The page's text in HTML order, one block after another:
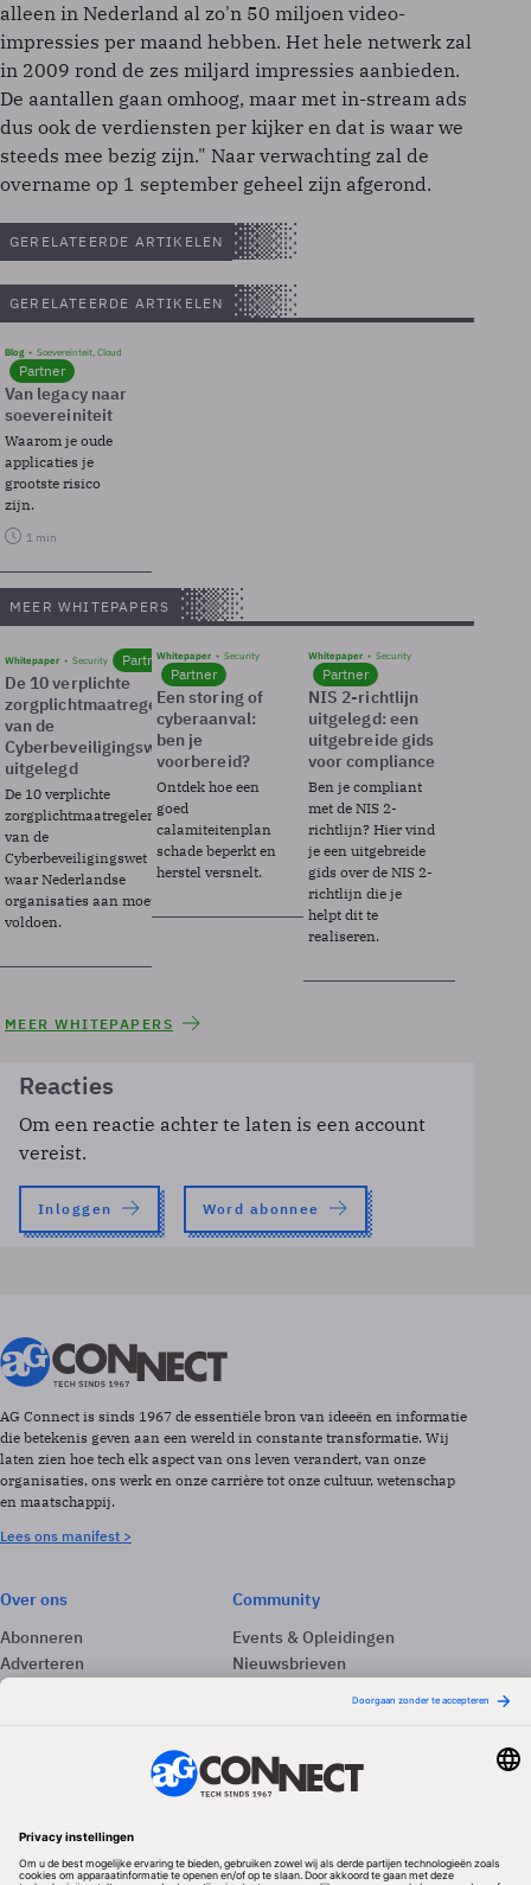
alleen in Nederland al zo'n 50 miljoen video-
impressies per maand hebben. Het hele netwerk zal
in 2009 rond de zes miljard impressies aanbieden.
De aantallen gaan omhoog, maar met in-stream ads
dus ook de verdiensten per kijker en dat is waar we
steeds mee bezig zijn." Naar verwachting zal de
overname op 1 september geheel zijn afgerond.
GERELATEERDE ARTIKELEN
GERELATEERDE ARTIKELEN
Blog Soevereinteit, Cloud
Partner
Van legacy naar
soevereiniteit
Waarom je oude
applicaties je
grootste risico
zijn.
1 min
MEER WHITEPAPERS
Whitepaper Security Partner
De 10 verplichte
zorgplichtmaatregelen
van de
Cyberbeveiligingswet
uitgelegd
De 10 verplichte
zorgplichtmaatregelen
van de
Cyberbeveiligingswet
waar Nederlandse
organisaties aan moeten
voldoen.
Whitepaper Security
Partner
Een storing of
cyberaanval:
ben je
voorbereid?
Ontdek hoe een
goed
calamiteitenplan
schade beperkt en
herstel versnelt.
Whitepaper Security
Partner
NIS 2-richtlijn
uitgelegd: een
uitgebreide gids
voor compliance
Ben je compliant
met de NIS 2-
richtlijn? Hier vind
je een uitgebreide
gids over de NIS 2-
richtlijn die je
helpt dit te
realiseren.
MEER WHITEPAPERS
Reacties
Om een reactie achter te laten is een account
vereist.
Inloggen Word abonnee
AG Connect is sinds 1967 de essentiële bron van ideeën en informatie
die betekenis geven aan een wereld in constante transformatie. Wij
laten zien hoe tech elk aspect van ons leven verandert, van onze
organisaties, ons werk en onze carrière tot onze cultuur, wetenschap
en maatschappij.
Lees ons manifest >
Over ons
Abonneren
Adverteren
Contact
Community
Events & Opleidingen
Nieuwsbrieven